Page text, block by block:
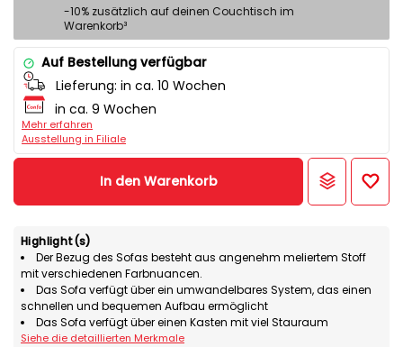
-10% zusätzlich auf deinen Couchtisch im
Warenkorb³
Auf Bestellung verfügbar
Lieferung: in ca. 10 Wochen
in ca. 9 Wochen
Mehr erfahren
Ausstellung in Filiale
In den Warenkorb
Highlight(s)
Der Bezug des Sofas besteht aus angenehm meliertem Stoff
mit verschiedenen Farbnuancen.
Das Sofa verfügt über ein umwandelbares System, das einen
schnellen und bequemen Aufbau ermöglicht
Das Sofa verfügt über einen Kasten mit viel Stauraum
Siehe die detaillierten Merkmale